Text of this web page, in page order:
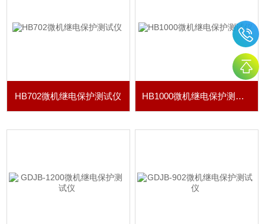
HB702微机继电保护测试仪 HB1000微机继电保护测试仪